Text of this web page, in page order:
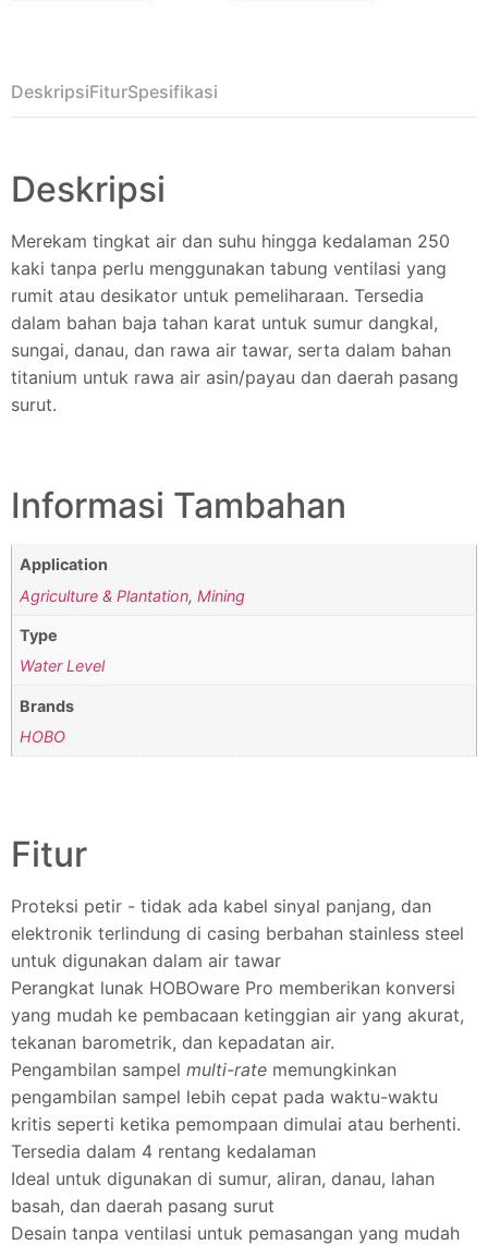
DeskripsiFiturSpesifikasi
Deskripsi
Merekam tingkat air dan suhu hingga kedalaman 250
kaki tanpa perlu menggunakan tabung ventilasi yang
rumit atau desikator untuk pemeliharaan. Tersedia
dalam bahan baja tahan karat untuk sumur dangkal,
sungai, danau, dan rawa air tawar, serta dalam bahan
titanium untuk rawa air asin/payau dan daerah pasang
surut.
Informasi Tambahan
Application
Agriculture & Plantation,Mining
Type
Water Level
Brands
HOBO
Fitur
Proteksi petir - tidak ada kabel sinyal panjang, dan
elektronik terlindung di casing berbahan stainless steel
untuk digunakan dalam air tawar
Perangkat lunak HOBOware Pro memberikan konversi
yang mudah ke pembacaan ketinggian air yang akurat,
tekanan barometrik, dan kepadatan air.
Pengambilan sampel multi-rate memungkinkan
pengambilan sampel lebih cepat pada waktu-waktu
kritis seperti ketika pemompaan dimulai atau berhenti.
Tersedia dalam 4 rentang kedalaman
Ideal untuk digunakan di sumur, aliran, danau, lahan
basah, dan daerah pasang surut
Desain tanpa ventilasi untuk pemasangan yang mudah